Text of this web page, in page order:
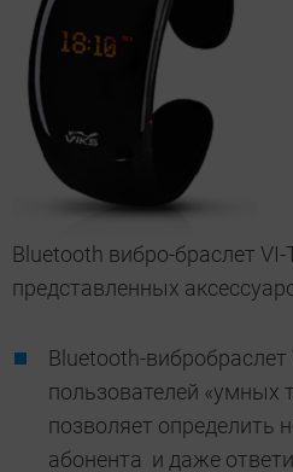
Bluetooth вибро-браслет
представленных
Bluetooth-вибробраслет
пользователей «умных
позволяет определить
абонента и даже